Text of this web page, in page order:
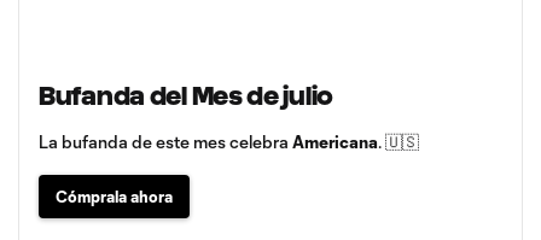
Bufanda del Mes de julio
La bufanda de este mes celebra Americana. 🇺🇸
Cómprala ahora